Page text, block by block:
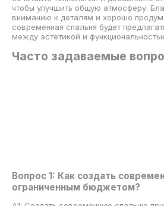
чтобы улучшить общую атмосферу.
вниманию к деталям и хорошо
современная спальня будет
между эстетикой и
Часто задаваемые
Вопрос 1: Как создать
ограниченным бюджетом?